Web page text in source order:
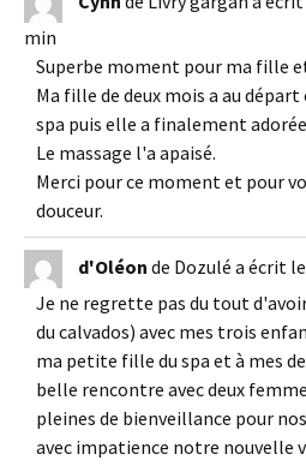
min
Superbe moment pour ma fille
Ma fille de deux mois a au
spa puis elle a finalement
Le massage l'a apaisé.
Merci pour ce moment et pour
douceur.
d'Oléon de Dozulé a écrit le
Je ne regrette pas du tout
du calvados) avec mes trois
ma petite fille du spa et à mes
belle rencontre avec deux
pleines de bienveillance pour
avec impatience notre nouvelle